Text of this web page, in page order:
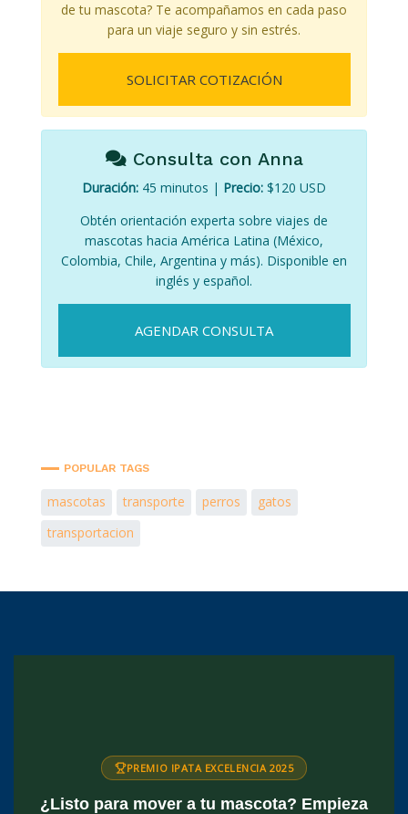
de tu mascota? Te acompañamos en cada paso
para un viaje seguro y sin estrés.
SOLICITAR COTIZACIÓN
Consulta con Anna
Duración: 45 minutos | Precio: $120 USD
Obtén orientación experta sobre viajes de
mascotas hacia América Latina (México,
Colombia, Chile, Argentina y más). Disponible en
inglés y español.
AGENDAR CONSULTA
POPULAR TAGS
mascotas transporte perros
gatos
transportacion
PREMIO IPATA EXCELENCIA 2025
¿Listo para mover a tu mascota? Empieza